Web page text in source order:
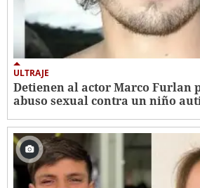
ULTRAJE
Detienen al actor Marco Furlan
abuso sexual contra un niño